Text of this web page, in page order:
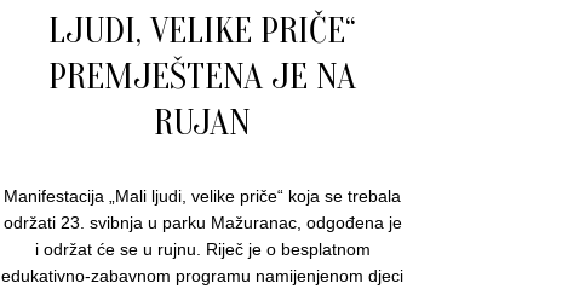
LJUDI, VELIKE PRIČE“
PREMJEŠTENA JE NA
RUJAN
Manifestacija „Mali ljudi, velike priče“ koja se trebala
održati 23. svibnja u parku Mažuranac, odgođena je
i održat će se u rujnu. Riječ je o besplatnom
edukativno-zabavnom programu namijenjenom djeci